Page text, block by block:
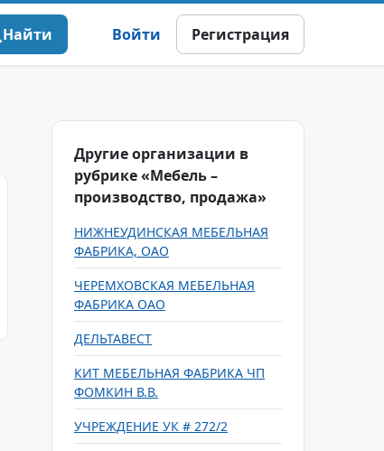
Найти Войти Регистрация
Другие организации в
рубрике «Мебель –
производство, продажа»
НИЖНЕУДИНСКАЯ МЕБЕЛЬНАЯ
ФАБРИКА, ОАО
ЧЕРЕМХОВСКАЯ МЕБЕЛЬНАЯ
ФАБРИКА ОАО
ДЕЛЬТАВЕСТ
КИТ МЕБЕЛЬНАЯ ФАБРИКА ЧП
ФОМКИН В.В.
УЧРЕЖДЕНИЕ УК # 272/2